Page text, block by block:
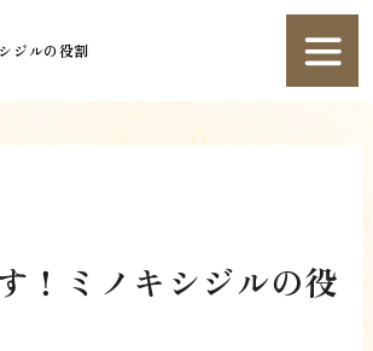
ジルの役割
！ミノキシジルの役